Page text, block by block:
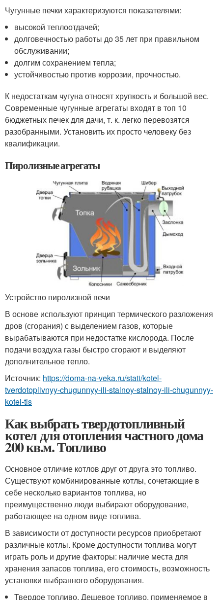
Чугунные печки характеризуются показателями:
высокой теплоотдачей;
долговечностью работы до 35 лет при правильном
обслуживании;
долгим сохранением тепла;
устойчивостью против коррозии, прочностью.
К недостаткам чугуна относят хрупкость и большой вес.
Современные чугунные агрегаты входят в топ 10
бюджетных печек для дачи, т. к. легко перевозятся
разобранными. Установить их просто человеку без
квалификации.
Пиролизные агрегаты
Устройство пиролизной печи
В основе используют принцип термического разложения
дров (сгорания) с выделением газов, которые
вырабатываются при недостатке кислорода. После
подачи воздуха газы быстро сгорают и выделяют
дополнительное тепло.
Источник: https://doma-na-veka.ru/stati/kotel-
tverdotoplivnyy-chugunnyy-ili-stalnoy-stalnoy-ili-chugunnyy-
kotel-tis
Как выбрать твердотопливный
котел для отопления частного дома
200 кв.м. Топливо
Основное отличие котлов друг от друга это топливо.
Существуют комбинированные котлы, сочетающие в
себе несколько вариантов топлива, но
преимущественно люди выбирают оборудование,
работающее на одном виде топлива.
В зависимости от доступности ресурсов приобретают
различные котлы. Кроме доступности топлива могут
играть роль и другие факторы: наличие места для
хранения запасов топлива, его стоимость, возможность
установки выбранного оборудования.
Твердое топливо. Дешевое топливо, применяемое в